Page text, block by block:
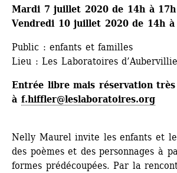
Mardi 7 juillet 2020 de 14h à 17h
Vendredi 10 juillet 2020 de 14h à
Public : enfants et familles
Lieu : Les Laboratoires
Entrée libre mais réservation très
à f.hiffler@leslaboratoires.org
Nelly Maurel invite les enfants et
des poèmes et des personnages à
formes prédécoupées. Par la